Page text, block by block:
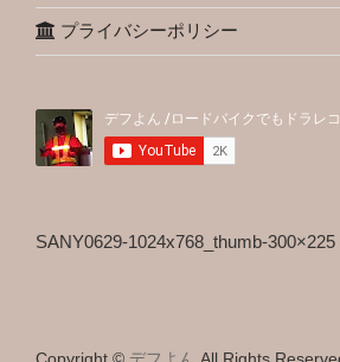
プライバシーポリシー
SANY0629-1024x768_thumb-300×225